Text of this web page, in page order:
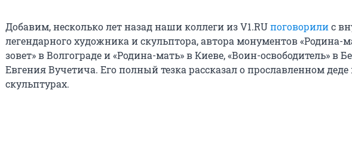
Добавим, несколько лет назад наши коллеги из V1.RUпоговорилис
легендарного художника и скульптора, автора монументов «Родина-
зовет» в Волгограде и «Родина-мать» в Киеве, «Воин-освободитель» в
Евгения Вучетича. Его полный тезка рассказал о прославленном деде
скульптурах.